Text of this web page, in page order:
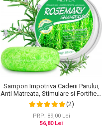
Sampon Impotriva Caderii Parului,
Anti Matreata, Stimulare si Fortifiere
cu Rozmarin Organic, 100% Natural,
Aliver 60 g
(2)
PRP: 89,00 Lei
56,80 Lei